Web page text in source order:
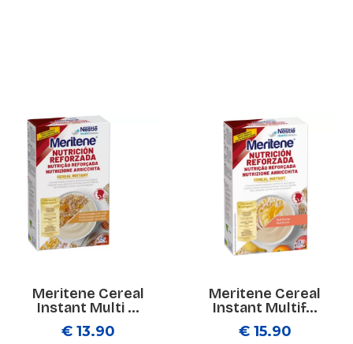
Meritene Cereal
Instant Multi ...
€ 13.90
Meritene Cereal
Instant Multif...
€ 15.90